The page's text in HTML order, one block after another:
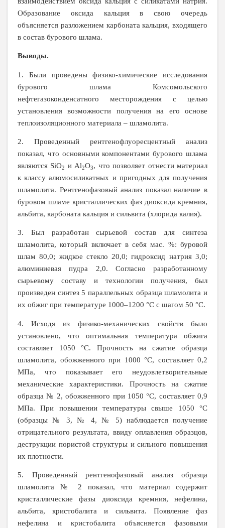
Образование оксида кальция в свою очередь
объясняется разложением карбоната кальция, входящего
в состав бурового шлама.
Выводы.
1. Были проведены физико-химические исследования
бурового шлама Комсомольского
нефтегазоконденсатного месторождения с целью
установления возможности получения на его основе
теплоизоляционного материала – шламолита.
2. Проведенный рентгенофлуоресцентный анализ
показал, что основными компонентами бурового шлама
являются SiO2 и Al2O3, что позволяет отнести материал
к классу алюмосиликатных и пригодных для получения
шламолита. Рентгенофазовый анализ показал наличие в
буровом шламе кристаллических фаз диоксида кремния,
альбита, карбоната кальция и сильвита (хлорида калия).
3. Был разработан сырьевой состав для синтеза
шламолита, который включает в себя мас. %: буровой
шлам 80,0; жидкое стекло 20,0; гидроксид натрия 3,0;
алюминиевая пудра 2,0. Согласно разработанному
сырьевому составу и технологии получения, был
произведен синтез 5 параллельных образца шламолита и
их обжиг при температуре 1000–1200 °C с шагом 50 °С.
4. Исходя из физико-механических свойств было
установлено, что оптимальная температура обжига
составляет 1050 °С. Прочность на сжатие образца
шламолита, обожженного при 1000 °С, составляет 0,2
МПа, что показывает его неудовлетворительные
механические характеристики. Прочность на сжатие
образца № 2, обожженного при 1050 °С, составляет 0,9
МПа. При повышении температуры свыше 1050 °С
(образцы № 3, № 4, № 5) наблюдается получение
отрицательного результата, ввиду оплавления образцов,
деструкции пористой структуры и сильного повышения
их плотности.
5. Проведенный рентгенофазовый анализ образца
шламолита № 2 показал, что материал содержит
кристаллические фазы диоксида кремния, нефелина,
альбита, кристобалита и сильвита. Появление фаз
нефелина и кристобалита объясняется фазовыми